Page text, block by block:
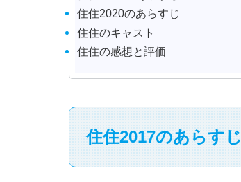
住住2020のあらすじ
住住のキャスト
住住の感想と評価
住住2017のあらすじ